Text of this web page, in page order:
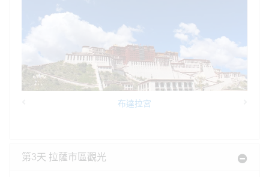
布達拉宮
第3天 拉薩市區觀光